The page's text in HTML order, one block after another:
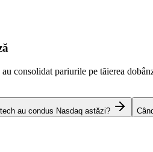
consolidat pariurile pe tăierea
au condus Nasdaq astăzi?